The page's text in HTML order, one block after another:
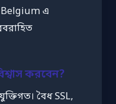
Belgium এ
করবেন?
বৈধ SSL,